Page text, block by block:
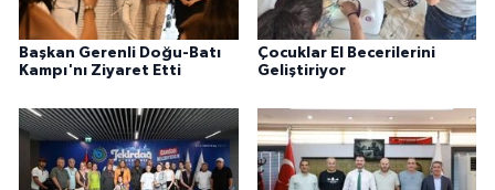
Başkan Gerenli Doğu-Batı
Kampı'nı Ziyaret Etti
Çocuklar El Becerilerini
Geliştiriyor